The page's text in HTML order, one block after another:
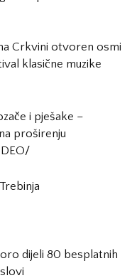
Crkvini otvoren osmi
klasične muzike
i pješake –
proširenju
dijeli 80 besplatnih